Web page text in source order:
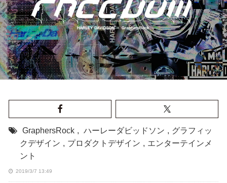
GraphersRock , ハーレーダビッドソン , グラフィッ
クデザイン , プロダクトデザイン , エンターテインメ
ント
2019/3/7 13:49